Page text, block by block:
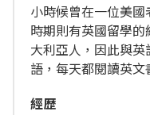
小時候曾在一位美
時期則有英國留學
大利亞人，因此與
語，每天都閱讀英文
經歴